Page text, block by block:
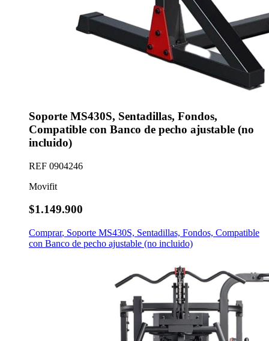
Soporte MS430S, Sentadillas, Fondos,
Compatible con Banco de pecho ajustable (no
incluido)
REF 0904246
Movifit
$1.149.900
Comprar, Soporte MS430S, Sentadillas, Fondos, Compatible
con Banco de pecho ajustable (no incluido)